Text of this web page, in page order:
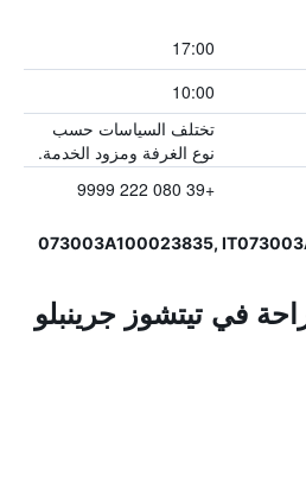
17:00
10:00
تختلف السياسات حسب
نوع الغرفة ومزود الخدمة.
+39 080 222 9999
في تيتشوز جرينبلو